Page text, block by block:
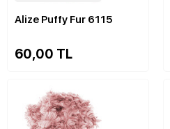
Alize Puffy Fur 6115
60,00 TL